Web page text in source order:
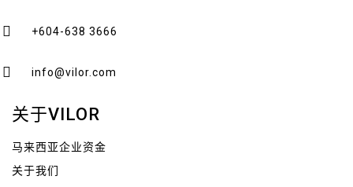
+604-638 3666
info@vilor.com
关于VILOR
马来西亚企业资金
关于我们